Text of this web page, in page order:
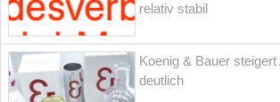
relativ stabil
Koenig & Bauer
deutlich